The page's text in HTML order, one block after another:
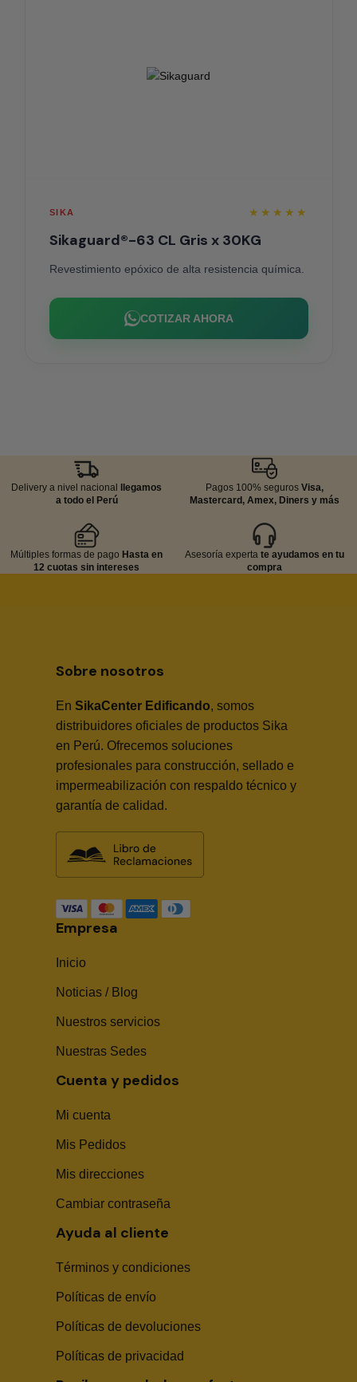
SIKA ★★★★★
Sikaguard®-63 CL Gris x 30KG
Revestimiento epóxico de alta resistencia química.
COTIZAR AHORA
Delivery a nivel nacional
llegamos
a todo el Perú
Múltiples formas de pago Hasta en
12 cuotas sin intereses
Pagos 100% seguros Visa,
Mastercard, Amex, Diners y más
Asesoría experta te ayudamos en tu
compra
Sobre nosotros
En SikaCenter Edificando, somos
distribuidores oficiales de productos Sika
en Perú. Ofrecemos soluciones
profesionales para construcción, sellado e
impermeabilización con respaldo técnico y
garantía de calidad.
Empresa
Inicio
Noticias / Blog
Nuestros servicios
Nuestras Sedes
Cuenta y pedidos
Mi cuenta
Mis Pedidos
Mis direcciones
Cambiar contraseña
Ayuda al cliente
Términos y condiciones
Políticas de envío
Políticas de devoluciones
Políticas de privacidad
Sika Center AI